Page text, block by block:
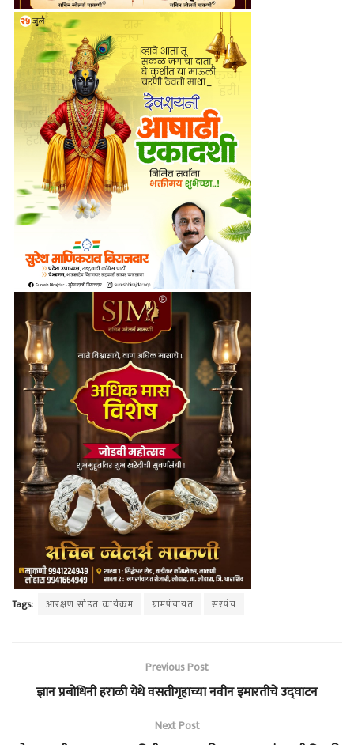
Tags: आरक्षण सोडत कार्यक्रम ग्रामपंचायत सरपंच
Previous Post
ज्ञान प्रबोधिनी हराळी येथे वसतीगृहाच्या नवीन इमारतीचे उद्घाटन
Next Post